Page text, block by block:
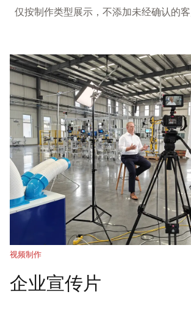
仅按制作类型展示，不添加未经确认的客
视频制作
企业宣传片